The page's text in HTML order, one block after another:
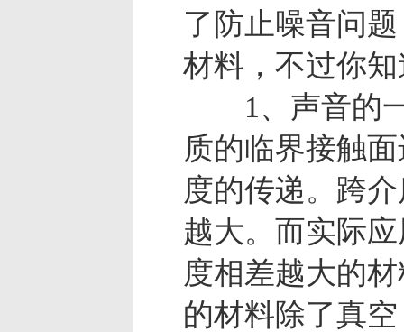
了防止噪音问
材料，不过你
1、声音的一
质的临界接触
度的传递。跨
越大。而实际
度相差越大的
的材料除了真